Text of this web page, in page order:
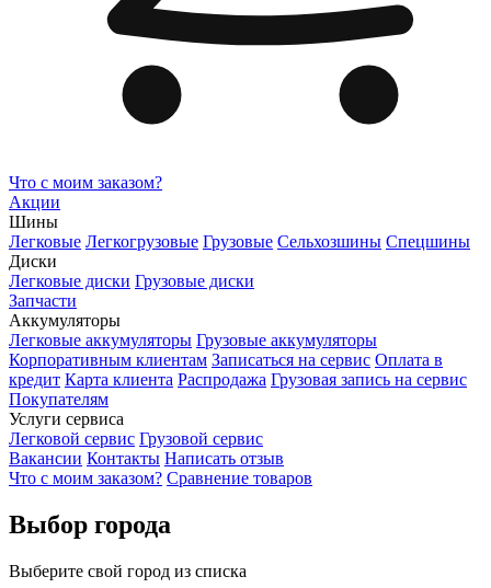
Что с моим заказом?
Акции
Шины
Легковые Легкогрузовые Грузовые Сельхозшины Спецшины
Диски
Легковые диски Грузовые диски
Запчасти
Аккумуляторы
Легковые аккумуляторы Грузовые аккумуляторы
Корпоративным клиентам Записаться на сервис Оплата в
кредит Карта клиента Распродажа Грузовая запись на сервис
Покупателям
Услуги сервиса
Легковой сервис Грузовой сервис
Вакансии Контакты Написать отзыв
Что с моим заказом? Сравнение товаров
Выбор города
Выберите свой город из списка